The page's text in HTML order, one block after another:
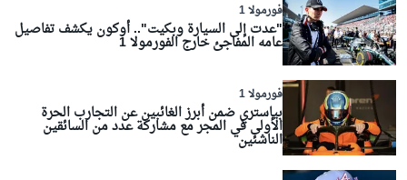
فورمولا 1
"عدت إلى السيارة وبكيت".. أوكون يكشف تفاصيل
عامه المفاجئ خارج الفورمولا 1
فورمولا 1
بياستري ضمن أبرز الغائبين عن التجارب الحرة
الأولى في المجر مع مشاركة عدد من السائقين
الناشئين